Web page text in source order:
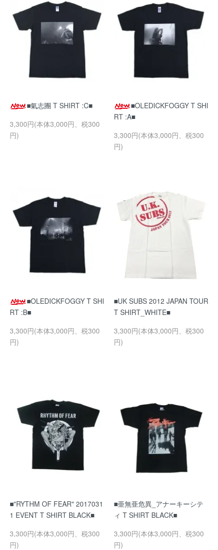
■氣志團 T SHIRT :C■
3,300円(本体3,000円、税300
円)
■OLEDICKFOGGY T SHI
RT :A■
3,300円(本体3,000円、税300
円)
■OLEDICKFOGGY T SHI
RT :B■
3,300円(本体3,000円、税300
円)
■UK SUBS 2012 JAPAN TOUR
T SHIRT_WHITE■
3,300円(本体3,000円、税300
円)
■"RYTHM OF FEAR" 2017031
1 EVENT T SHIRT BLACK■
3,300円(本体3,000円、税300
円)
■亜無亜危異_アナーキーシテ
ィ T SHIRT BLACK■
3,300円(本体3,000円、税300
円)